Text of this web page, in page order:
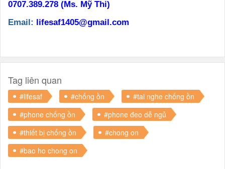
0707.389.278 (Ms. Mỹ Thi)
Email: lifesaf1405@gmail.com
Tag liên quan
#lifesaf #chống ồn
#tai nghe chống ồn
#phone chống ồn
#phone đeo dễ ngủ
#thiết bị chống ồn
#chong on
#bao ho chong on